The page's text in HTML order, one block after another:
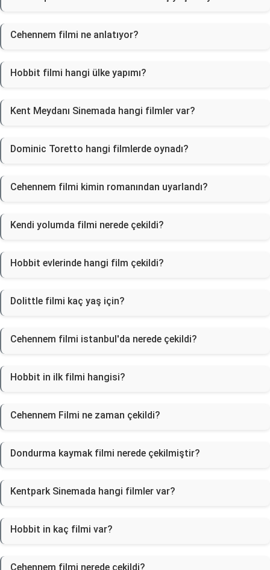
Cehennem filmi ne anlatıyor?
Hobbit filmi hangi ülke yapımı?
Kent Meydanı Sinemada hangi filmler var?
Dominic Toretto hangi filmlerde oynadı?
Cehennem filmi kimin romanından uyarlandı?
Kendi yolumda filmi nerede çekildi?
Hobbit evlerinde hangi film çekildi?
Dolittle filmi kaç yaş için?
Cehennem filmi istanbul'da nerede çekildi?
Hobbit in ilk filmi hangisi?
Cehennem Filmi ne zaman çekildi?
Dondurma kaymak filmi nerede çekilmiştir?
Kentpark Sinemada hangi filmler var?
Hobbit in kaç filmi var?
Cehennem filmi nerede çekildi?